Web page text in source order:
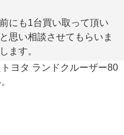
にも1台買い取って頂い
思い相談させてもらいま
ます。
ヨタ ランドクルーザー80